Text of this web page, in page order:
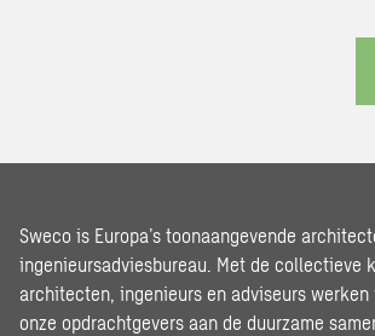
Sweco is Europa’s toonaangevende
ingenieursadviesbureau. Met de collectieve
architecten, ingenieurs en adviseurs
onze opdrachtgevers aan de duurzame